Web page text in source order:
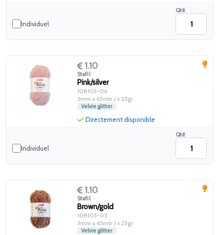
Individuel
Qté
1.10
Stafil
Pink/silver
108103-06
3mm x 65mtr / ± 25gr.
Velvie glitter
Individuel
Qté
Directement disponible
1.10
Stafil
Brown/gold
108103-05
3mm x 65mtr / ± 25gr.
Velvie glitter